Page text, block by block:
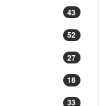
43
52
27
18
33